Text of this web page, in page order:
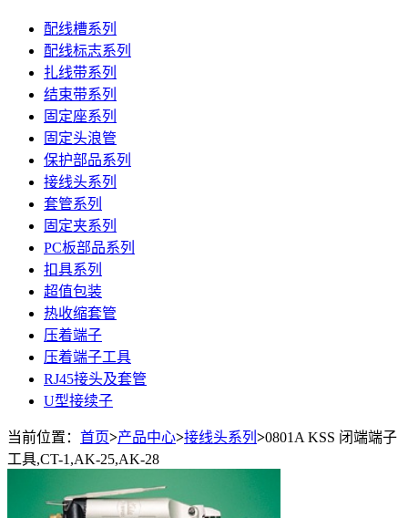
配线槽系列
配线标志系列
扎线带系列
结束带系列
固定座系列
固定头浪管
保护部品系列
接线头系列
套管系列
固定夹系列
PC板部品系列
扣具系列
超值包装
热收缩套管
压着端子
压着端子工具
RJ45接头及套管
U型接续子
当前位置： 首页>产品中心>接线头系列 >0801A KSS 闭端端子
工具,CT-1,AK-25,AK-28